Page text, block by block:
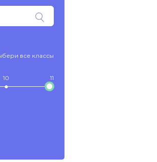
все классы
10 11